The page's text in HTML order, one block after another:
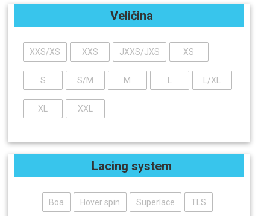
Veličina
XXS/XS XXS JXXS/JXS XS
S S/M M L/XL
XL XXL
Lacing system
Boa Hover spin Superlace TLS